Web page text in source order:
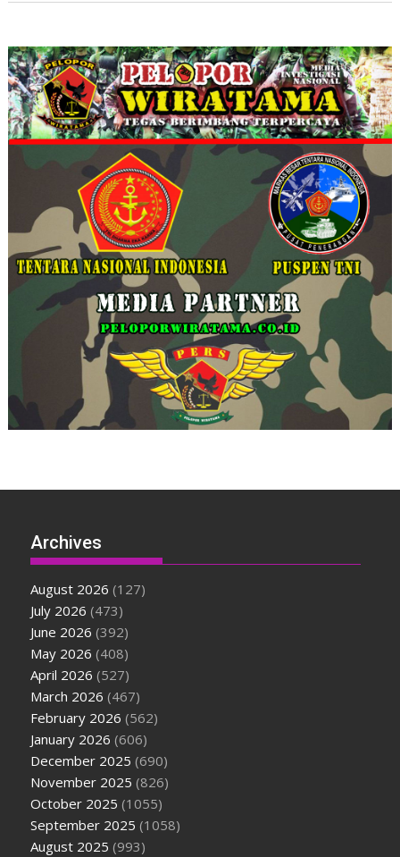
Archives
August 2026 (127)
July 2026 (473)
June 2026 (392)
May 2026 (408)
April 2026 (527)
March 2026 (467)
February 2026 (562)
January 2026 (606)
December 2025 (690)
November 2025 (826)
October 2025 (1055)
September 2025 (1058)
August 2025 (993)